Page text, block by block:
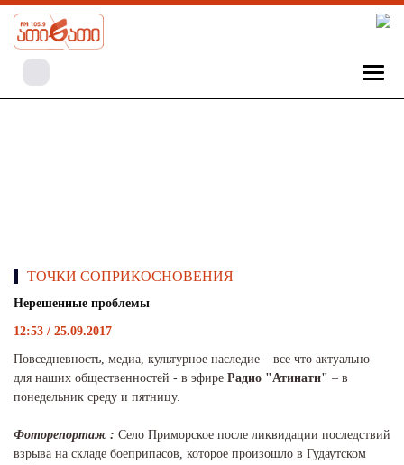
ТОЧКИ СОПРИКОСНОВЕНИЯ
Нерешенные проблемы
12:53 / 25.09.2017
Повседневность, медиа, культурное наследие – все что актуально
для наших общественностей - в эфире Радио "Атинати" – в
понедельник среду и пятницу.
Фоторепортаж : Село Приморское после ликвидации последствий
взрыва на складе боеприпасов, которое произошло в Гудаутском